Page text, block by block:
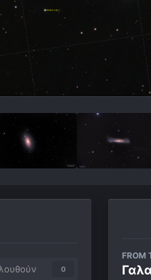
0
FROM